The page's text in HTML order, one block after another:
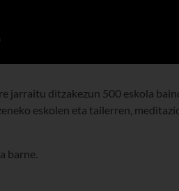
jarraitu ditzakezun 500 eskola
eskolen eta tailerren,
barne.